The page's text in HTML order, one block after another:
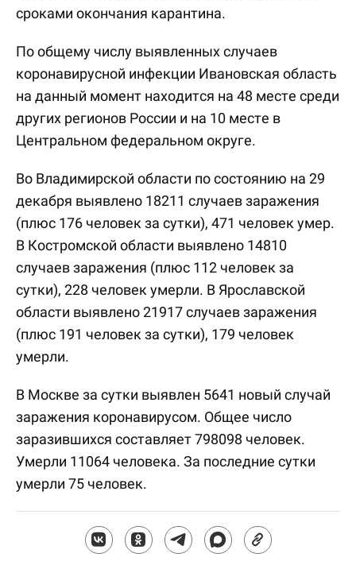
сроками окончания карантина.
По общему числу выявленных случаев
коронавирусной инфекции Ивановская область
на данный момент находится на 48 месте среди
других регионов России и на 10 месте в
Центральном федеральном округе.
Во Владимирской области по состоянию на 29
декабря выявлено 18211 случаев заражения
(плюс 176 человек за сутки), 471 человек умер.
В Костромской области выявлено 14810
случаев заражения (плюс 112 человек за
сутки), 228 человек умерли. В Ярославской
области выявлено 21917 случаев заражения
(плюс 191 человек за сутки), 179 человек
умерли.
В Москве за сутки выявлен 5641 новый случай
заражения коронавирусом. Общее число
заразившихся составляет 798098 человек.
Умерли 11064 человека. За последние сутки
умерли 75 человек.